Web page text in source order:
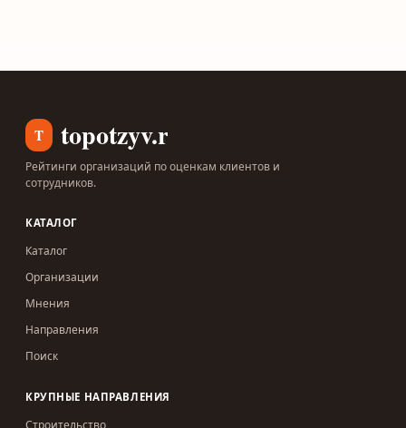
T topotzyv.ru
Рейтинги организаций по оценкам клиентов и
сотрудников.
КАТАЛОГ
Каталог
Организации
Мнения
Направления
Поиск
КРУПНЫЕ НАПРАВЛЕНИЯ
Строительство